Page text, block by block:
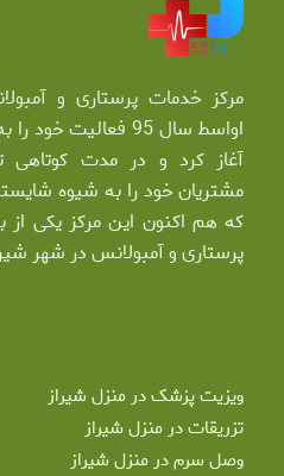
مرکز خدمات پرستاری و
اواسط سال 95
آغاز کرد و در مدت کوتاهی
مشتریان خود را به شیوه
که هم اکنون این مرکز یکی از
پرستاری و آمبولانس در شهر
ویزیت پزشک در منزل شیراز
تزریقات در منزل شیراز
وصل سرم در منزل شیراز